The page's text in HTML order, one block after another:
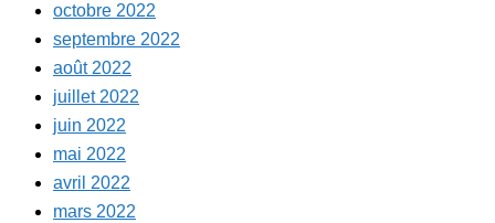
octobre 2022
septembre 2022
août 2022
juillet 2022
juin 2022
mai 2022
avril 2022
mars 2022